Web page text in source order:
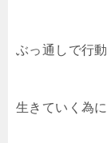
ぶっ通しで行
生きていく為